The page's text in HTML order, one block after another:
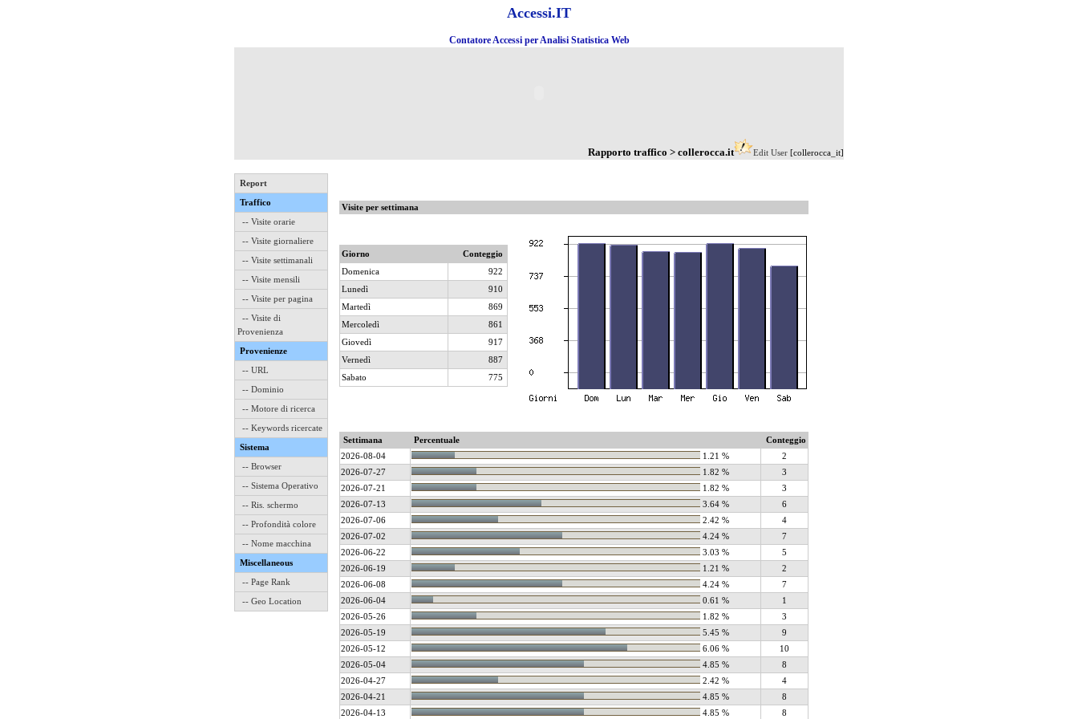
Accessi.IT
Contatore Accessi per Analisi Statistica Web
Rapporto traffico > collerocca.it Edit User [collerocca_it]
Report
Traffico
-- Visite orarie
-- Visite giornaliere
-- Visite settimanali
-- Visite mensili
-- Visite per pagina
-- Visite di
Provenienza
Provenienze
-- URL
-- Dominio
-- Motore di ricerca
-- Keywords ricercate
Sistema
-- Browser
-- Sistema Operativo
-- Ris. schermo
-- Profondità colore
-- Nome macchina
Miscellaneous
-- Page Rank
-- Geo Location
Visite per settimana
Giorno
Conteggio
Domenica
922
Lunedì
910
Martedì
869
Mercoledì
861
Giovedì
917
Vernedì
887
Sabato
775
Settimana Percentuale
Conteggio
2026-08-04
1.21 %
2
2026-07-27
1.82 %
3
2026-07-21
1.82 %
3
2026-07-13
3.64 %
6
2026-07-06
2.42 %
4
2026-07-02
4.24 %
7
2026-06-22
3.03 %
5
2026-06-19
1.21 %
2
2026-06-08
4.24 %
7
2026-06-04
0.61 %
1
2026-05-26
1.82 %
3
2026-05-19
5.45 %
9
2026-05-12
6.06 %
10
2026-05-04
4.85 %
8
2026-04-27
2.42 %
4
2026-04-21
4.85 %
8
2026-04-13
4.85 % 8